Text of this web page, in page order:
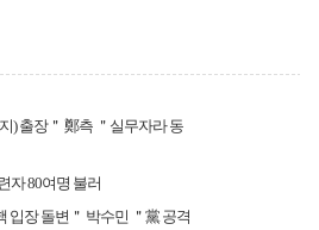
) 출장＂ 鄭측 ＂실무자라 동
자 80여명 불러
장 돌변＂ 박수민 ＂黨 공격